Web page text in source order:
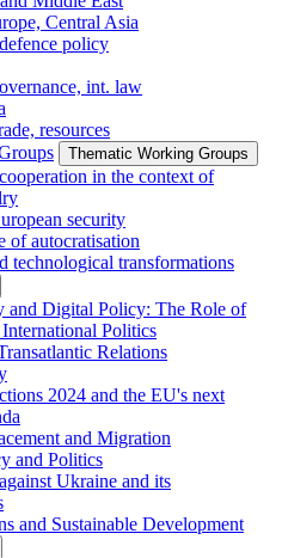
Central Asia
policy
int. law
resources
Thematic Working Groups
in the context of
security
of autocratisation
technological transformations
and Digital Policy: The Role of
Politics
Relations
2024 and the EU's next
and Migration
and Politics
Ukraine and its
and Sustainable Development